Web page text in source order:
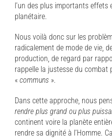
l’un des plus importants effets
planétaire.
Nous voilà donc sur les
radicalement de mode de vie,
production, de regard par
rappelle la justesse du combat
« communs ».
Dans cette approche, nous
rendre plus grand ou plus
continent voire la planète
rendre sa dignité à l’Homme.